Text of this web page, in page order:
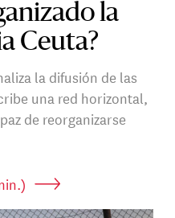
la
Ceuta?
la difusión de las
una red horizontal,
de reorganizarse